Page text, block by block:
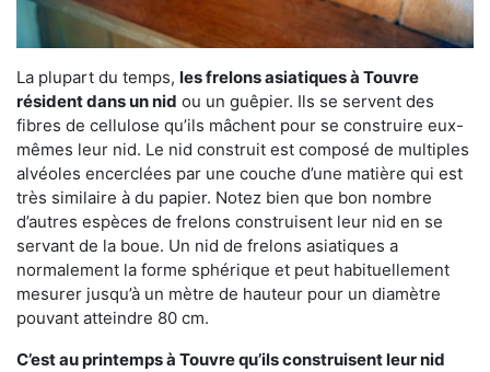
La plupart du temps, les frelons asiatiques à Touvre
résident dans un nid ou un guêpier. Ils se servent des
fibres de cellulose qu’ils mâchent pour se construire eux-
mêmes leur nid. Le nid construit est composé de multiples
alvéoles encerclées par une couche d’une matière qui est
très similaire à du papier. Notez bien que bon nombre
d’autres espèces de frelons construisent leur nid en se
servant de la boue. Un nid de frelons asiatiques a
normalement la forme sphérique et peut habituellement
mesurer jusqu’à un mètre de hauteur pour un diamètre
pouvant atteindre 80 cm.
C’est au printemps à Touvre qu’ils construisent leur nid